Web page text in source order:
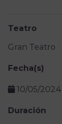
Teatro
Gran Teatro
Fecha(s)
10/05/2024
Duración